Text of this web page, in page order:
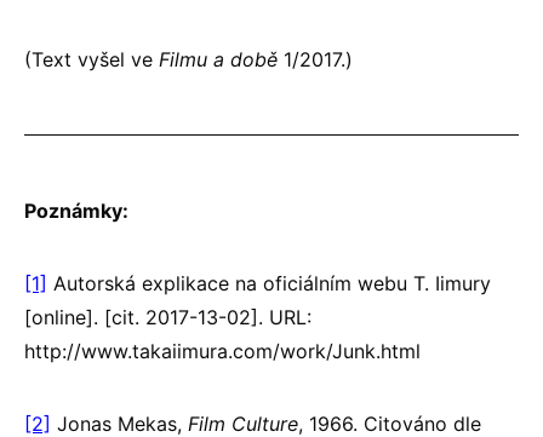
(Text vyšel ve Filmu a době 1/2017.)
Poznámky:
[1] Autorská explikace na oficiálním webu T. Iimury
[online]. [cit. 2017-13-02]. URL:
http://www.takaiimura.com/work/Junk.html
[2] Jonas Mekas, Film Culture, 1966. Citováno dle